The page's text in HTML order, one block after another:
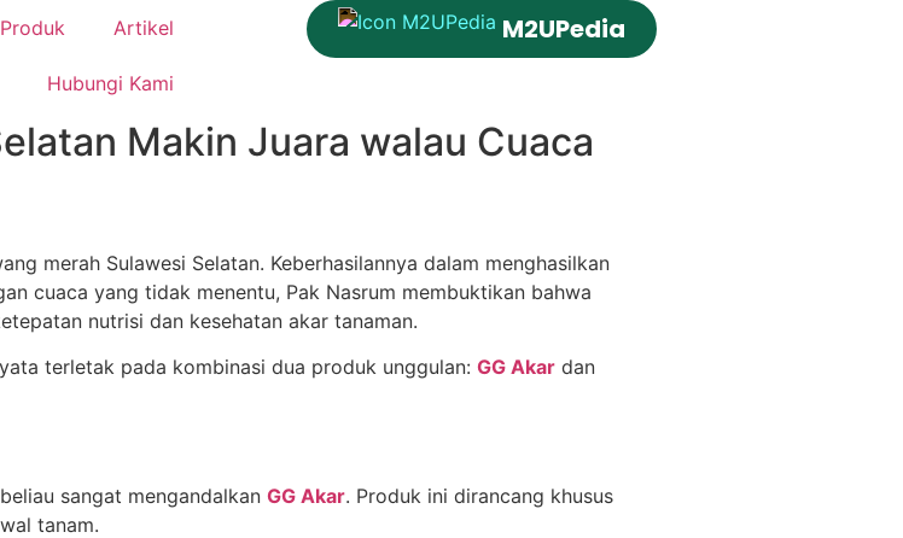
Produk Artikel
Hubungi Kami
M2UPedia
Makin Juara walau Cuaca
merah Sulawesi Selatan. Keberhasilannya dalam menghasilkan
cuaca yang tidak menentu, Pak Nasrum membuktikan bahwa
nutrisi dan kesehatan akar tanaman.
terletak pada kombinasi dua produk unggulan: GG Akar dan
sangat mengandalkan GG Akar. Produk ini dirancang khusus
tanam.